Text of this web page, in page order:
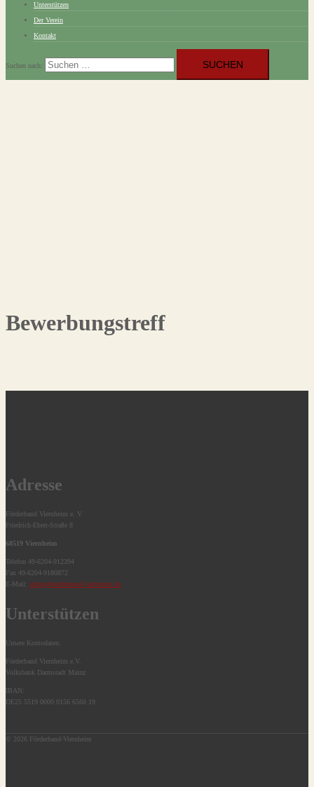
Unterstützen
Der Verein
Kontakt
Suchen nach:
Bewerbungstreff
Adresse
Förderband Viernheim e. V.
Friedrich-Ebert-Straße 8
68519 Viernheim
Telefon 49-6204-912394
Fax 49-6204-9180872
E-Mail: info(at)foerderband-viernheim.de
Unterstützen
Unsere Kontodaten:
Förderband Viernheim e.V.
Volksbank Darmstadt Mainz
IBAN:
DE25 5519 0000 0156 6560 19
© 2026 Förderband-Viernheim